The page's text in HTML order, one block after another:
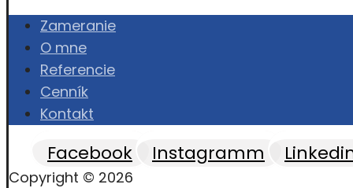
Zameranie
O mne
Referencie
Cenník
Kontakt
Facebook Instagramm
Copyright © 2026